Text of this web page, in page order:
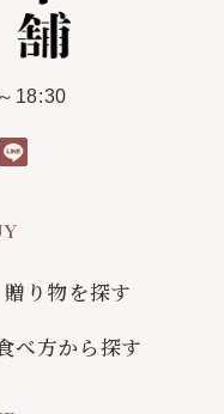
18:30
贈り物を探す
べ方から探す